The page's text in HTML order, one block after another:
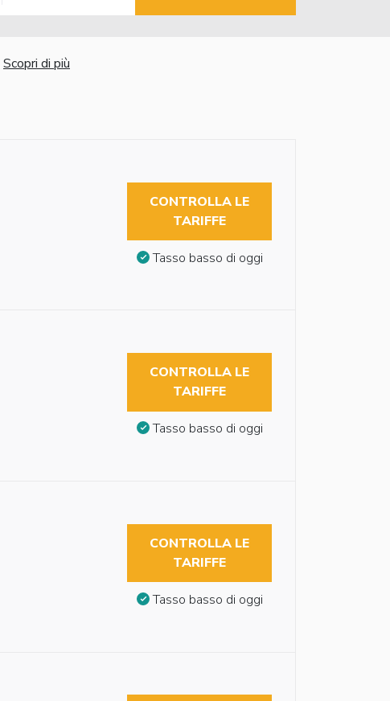
Scopri di più
CONTROLLA LE
TARIFFE
Tasso basso di oggi
CONTROLLA LE
TARIFFE
Tasso basso di oggi
CONTROLLA LE
TARIFFE
Tasso basso di oggi